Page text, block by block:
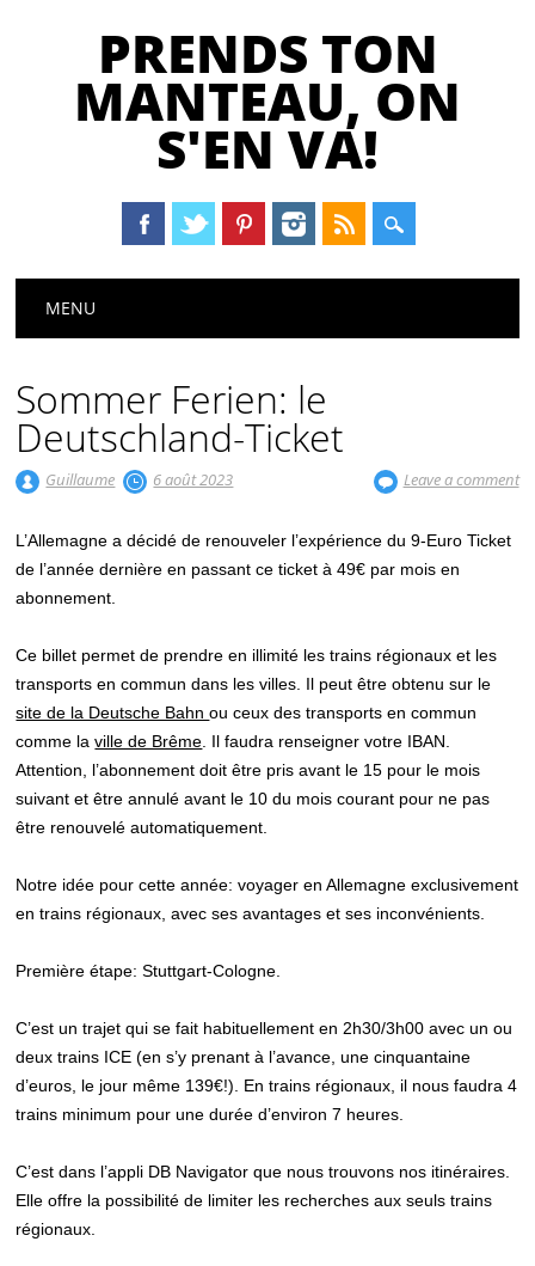
PRENDS TON
MANTEAU, ON
S'EN VA!
Main menu
MENU
Sommer Ferien: le
Deutschland-Ticket
Guillaume 6 août 2023 Leave a comment
L’Allemagne a décidé de renouveler l’expérience du 9-Euro Ticket
de l’année dernière en passant ce ticket à 49€ par mois en
abonnement.
Ce billet permet de prendre en illimité les trains régionaux et les
transports en commun dans les villes. Il peut être obtenu sur le
site de la Deutsche Bahnou ceux des transports en commun
comme laville de Brême . Il faudra renseigner votre IBAN.
Attention, l’abonnement doit être pris avant le 15 pour le mois
suivant et être annulé avant le 10 du mois courant pour ne pas
être renouvelé automatiquement.
Notre idée pour cette année: voyager en Allemagne exclusivement
en trains régionaux, avec ses avantages et ses inconvénients.
Première étape: Stuttgart-Cologne.
C’est un trajet qui se fait habituellement en 2h30/3h00 avec un ou
deux trains ICE (en s’y prenant à l’avance, une cinquantaine
d’euros, le jour même 139€!). En trains régionaux, il nous faudra 4
trains minimum pour une durée d’environ 7 heures.
C’est dans l’appli DB Navigator que nous trouvons nos itinéraires.
Elle offre la possibilité de limiter les recherches aux seuls trains
régionaux.